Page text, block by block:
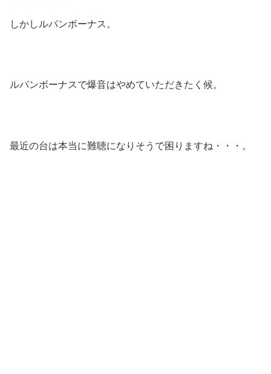
しかしルパンボーナス。
ルパンボーナスで爆音はやめていただきたく候。
最近の台は本当に難聴になりそうで困りますね・・・。